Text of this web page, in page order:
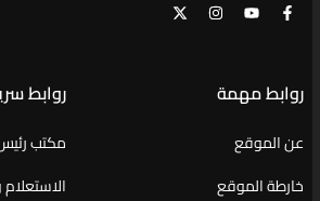
روابط مهمة
عن الموقع
خارطة الموقع
روابط
مكتب